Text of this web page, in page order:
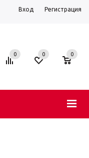
Вход Регистрация
0 0 0